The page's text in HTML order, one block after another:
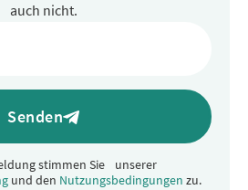
auch nicht.
stimmen Sie unserer
und den Nutzungsbedingungen zu.
Senden